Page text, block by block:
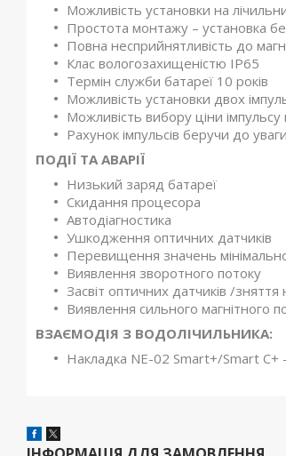
Можливість установки на
Простота монтажу – установка
Повна несприйнятливість до
Клас вологозахищеністю IP65
Термін служби батареї 10 років
Можливість установки двох
Можливість вибору ціни імпульсу
Рахунок імпульсів беручи до
ПОДІЇ ТА АВАРІЇ
Низький заряд батареї
Скидання процесора
Автодіагностика
Ушкодження оптичних датчиків
Перевищення значень
Виявлення зворотного потоку
Засвіт оптичних датчиків /зняття
Виявлення сильного магнітного
ВЗАЄМОДІЯ З ВОДОЛІЧИЛЬНИКА:
Накладка NE-02 Smart+/Smart C+